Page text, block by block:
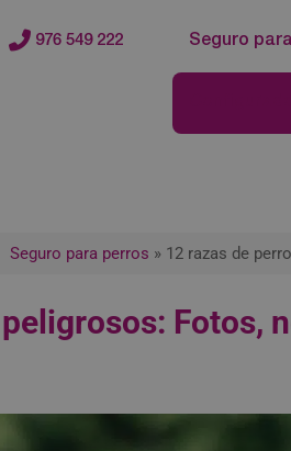
976 549 222 Seguro
Seguro para perros » 12 razas de
peligrosos: